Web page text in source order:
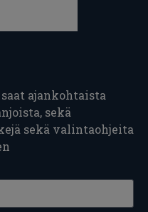
ajankohtaista
sekä
sekä valintaohjeita